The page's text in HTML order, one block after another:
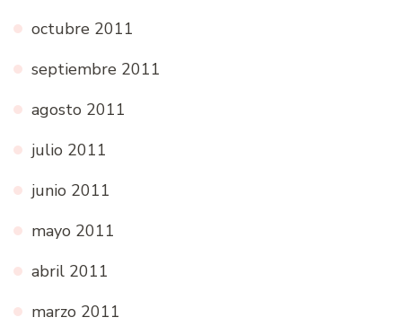
octubre 2011
septiembre 2011
agosto 2011
julio 2011
junio 2011
mayo 2011
abril 2011
marzo 2011